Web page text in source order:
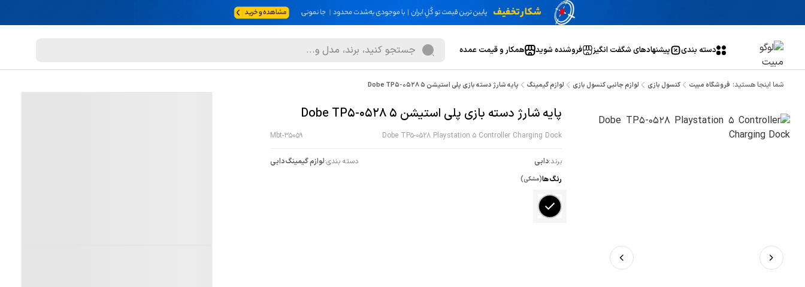
دسته بندی پیشنهاد‌های شگفت انگیز فروشنده شوید همکار و قیمت عمده
شما اینجا هستید: فروشگاه مبیت کنسول بازی لوازم جانبی کنسول بازی لوازم گیمینگ پایه شارژ دسته بازی پلی استیشن 5 Dobe TP5-0528
پایه شارژ دسته بازی پلی استیشن 5 Dobe TP5-0528
Dobe TP5-0528 Playstation 5 Controller Charging Dock
Mbt-35059
برند:دابی دسته بندی:لوازم گیمینگ دابی
رنگ ها(مشکی)